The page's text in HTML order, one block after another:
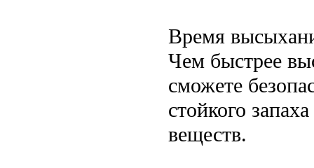
Время
Чем быстрее
сможете
стойкого
веществ.